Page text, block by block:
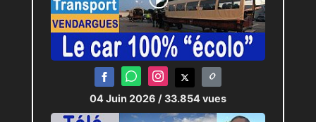
04 Juin 2026 / 33.854 vues